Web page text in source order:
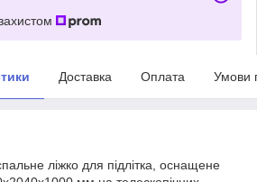
Доставка Оплата Умови
ліжко для підлітка, оснащене